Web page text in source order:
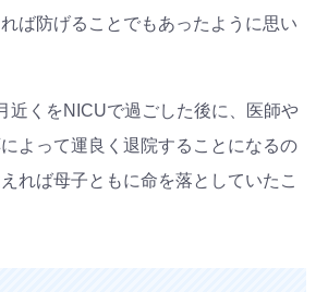
ば防げることでもあったように思い
近くをNICUで過ごした後に、医師や
よって運良く退院することになるの
れば母子ともに命を落としていたこ